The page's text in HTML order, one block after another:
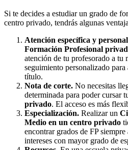
Si te decides a estudiar un grado de
centro privado, tendrás algunas
Atención específica y
Formación Profesional
atención de tu profesorado a tu
seguimiento personalizado
título.
Nota de corte. No necesitas
determinada para poder cursar
privado. El acceso es más
Especialización. Realizar un
Medio en un centro privado
encontrar grados de FP siempre
intereses con mayor grado de